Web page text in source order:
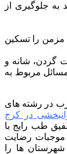
جلوگیری از
مزمن را تسکین
گردن، شانه و
مربوط به
در رشته های
در کرج
طب رایج با
موجبات رضایت
ها را